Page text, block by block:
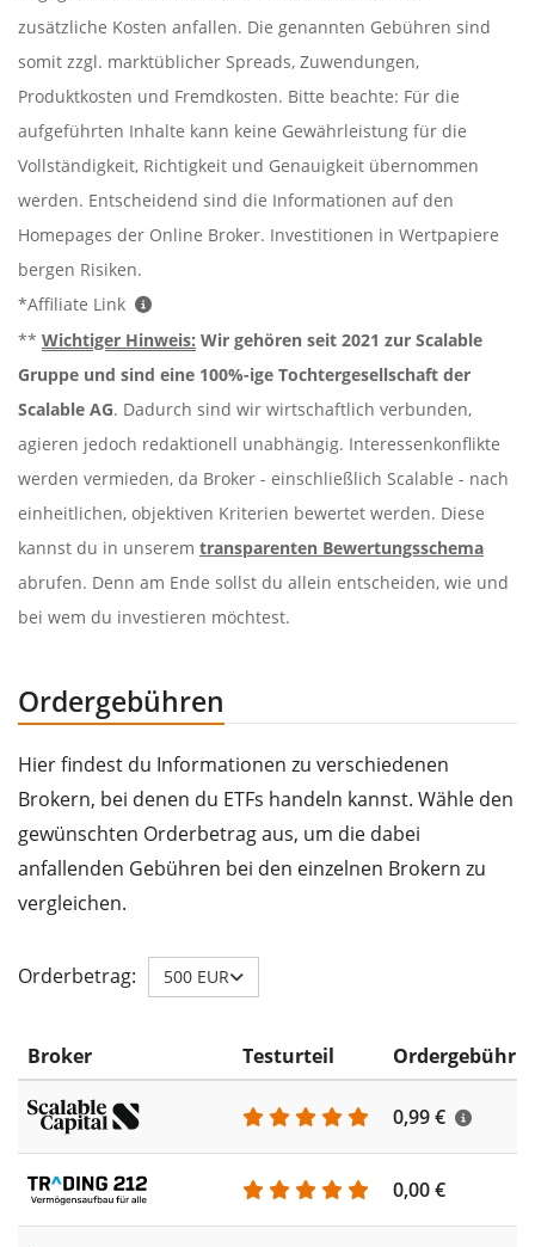
zusätzliche Kosten anfallen. Die genannten Gebühren sind
somit zzgl. marktüblicher Spreads, Zuwendungen,
Produktkosten und Fremdkosten. Bitte beachte: Für die
aufgeführten Inhalte kann keine Gewährleistung für die
Vollständigkeit, Richtigkeit und Genauigkeit übernommen
werden. Entscheidend sind die Informationen auf den
Homepages der Online Broker. Investitionen in Wertpapiere
bergen Risiken.
*Affiliate Link
** Wichtiger Hinweis: Wir gehören seit 2021 zur Scalable
Gruppe und sind eine 100%-ige Tochtergesellschaft der
Scalable AG. Dadurch sind wir wirtschaftlich verbunden,
agieren jedoch redaktionell unabhängig. Interessenkonflikte
werden vermieden, da Broker - einschließlich Scalable - nach
einheitlichen, objektiven Kriterien bewertet werden. Diese
kannst du in unserem transparenten Bewertungsschema
abrufen. Denn am Ende sollst du allein entscheiden, wie und
bei wem du investieren möchtest.
Ordergebühren
Hier findest du Informationen zu verschiedenen
Brokern, bei denen du ETFs handeln kannst. Wähle den
gewünschten Orderbetrag aus, um die dabei
anfallenden Gebühren bei den einzelnen Brokern zu
vergleichen.
Orderbetrag: 500 EUR
Broker Testurteil Ordergebühr
0,99 €
0,00 €